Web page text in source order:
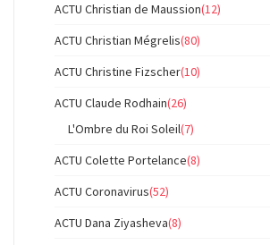
ACTU Christian de Maussion(12)
ACTU Christian Mégrelis(80)
ACTU Christine Fizscher(10)
ACTU Claude Rodhain(26)
L'Ombre du Roi Soleil(7)
ACTU Colette Portelance(8)
ACTU Coronavirus(52)
ACTU Dana Ziyasheva(8)